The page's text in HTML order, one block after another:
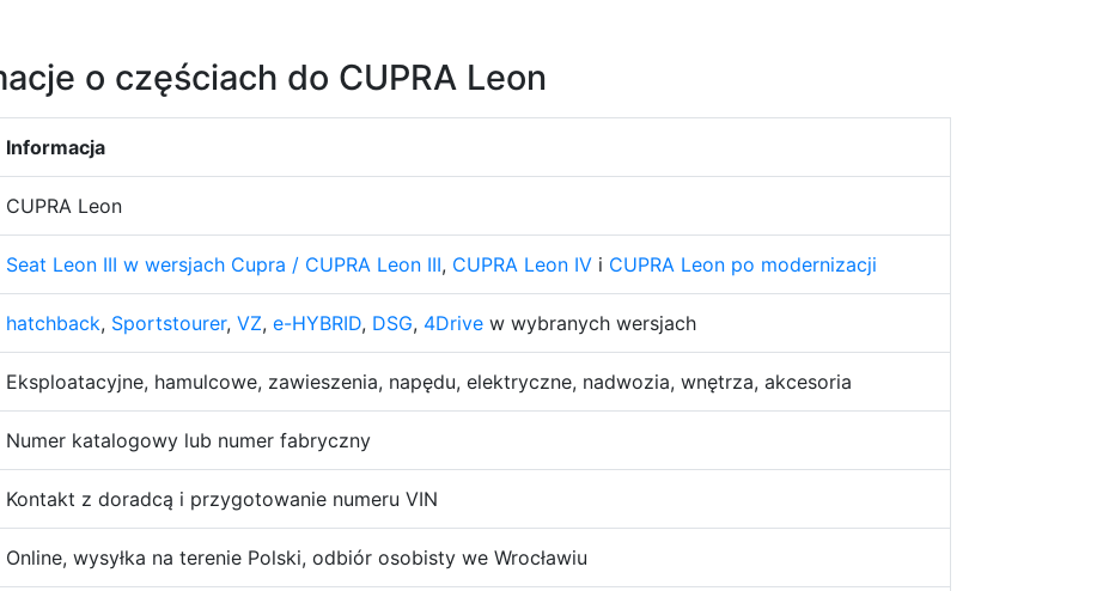
o częściach do CUPRA Leon
Informacja
CUPRA Leon
Seat Leon III w wersjach Cupra / CUPRA Leon III, CUPRA Leon IV i CUPRA Leon po modernizacji
hatchback, Sportstourer, VZ, e-HYBRID, DSG, 4Drive w wybranych wersjach
Eksploatacyjne, hamulcowe, zawieszenia, napędu, elektryczne, nadwozia, wnętrza, akcesoria
Numer katalogowy lub numer fabryczny
Kontakt z doradcą i przygotowanie numeru VIN
Online, wysyłka na terenie Polski, odbiór osobisty we Wrocławiu